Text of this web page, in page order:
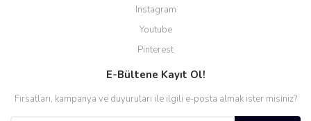
Instagram
Youtube
Pinterest
E-Bültene Kayıt Ol!
Fırsatları, kampanya ve duyuruları ile ilgili e-posta almak ister misiniz?